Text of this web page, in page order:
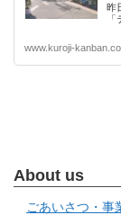
昨
www.kuroji-
About us
ごあいさつ・事